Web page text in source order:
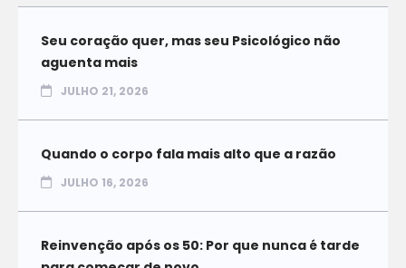
Seu coração quer, mas seu Psicológico não
aguenta mais
JULHO 21, 2026
Quando o corpo fala mais alto que a razão
JULHO 16, 2026
Reinvenção após os 50: Por que nunca é tarde